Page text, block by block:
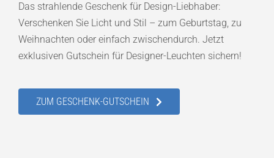
Das strahlende Geschenk für Design-Liebhaber:
Verschenken Sie Licht und Stil – zum Geburtstag, zu
Weihnachten oder einfach zwischendurch. Jetzt
exklusiven Gutschein für Designer-Leuchten sichern!
ZUM GESCHENK-GUTSCHEIN